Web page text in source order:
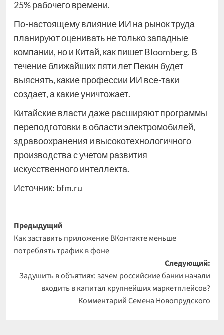
25% рабочего времени.
По-настоящему влияние ИИ на рынок труда
планируют оценивать не только западные
компании, но и Китай, как пишет Bloomberg. В
течение ближайших пяти лет Пекин будет
выяснять, какие профессии ИИ все-таки
создает, а какие уничтожает.
Китайские власти даже расширяют программы
переподготовки в области электромобилей,
здравоохранения и высокотехнологичного
производства с учетом развития
искусственного интеллекта.
Источник: bfm.ru
Навигация
записи
Предыдущий
Как заставить приложение ВКонтакте меньше
потреблять трафик в фоне
Следующий:
Задушить в объятиях: зачем российские банки начали
входить в капитал крупнейших маркетплейсов?
Комментарий Семена Новопрудского